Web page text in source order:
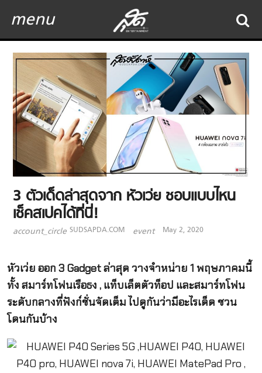
menu
3 ตัวเด็ดล่าสุดจาก หัวเว่ย ชอบแบบไหน
เช็คสเปคได้ที่นี่!
account_circle SUDSAPDA.COM event May 2, 2020
หัวเว่ย ออก 3 Gadget ล่าสุด วางจำหน่าย 1 พฤษภาคมนี้
ทั้ง สมาร์ทโฟนเรือธง , แท็บเล็ตตัวท็อป และสมาร์ทโฟน
ระดับกลางที่ฟังก์ชั่นจัดเต็ม ไปดูกันว่ามีอะไรเด็ด ชวน
โดนกันบ้าง